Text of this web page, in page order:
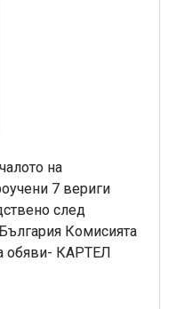
на
7 вериги
след
Комисията
обяви- КАРТЕЛ